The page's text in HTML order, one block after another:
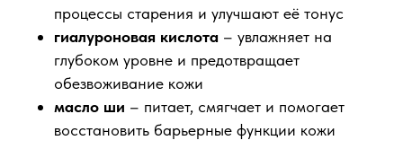
процессы старения и улучшают её тонус
гиалуроновая кислота – увлажняет на
глубоком уровне и предотвращает
обезвоживание кожи
масло ши – питает, смягчает и помогает
восстановить барьерные функции кожи